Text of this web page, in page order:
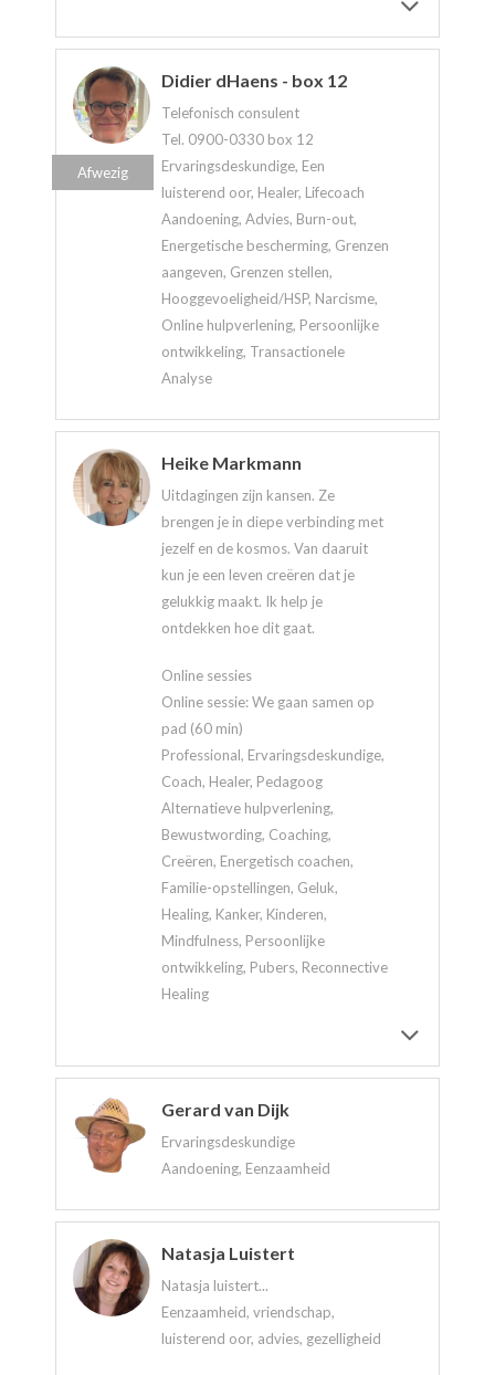
Didier dHaens - box 12
Telefonisch consulent
Tel. 0900-0330 box 12
Ervaringsdeskundige, Een
luisterend oor, Healer, Lifecoach
Aandoening, Advies, Burn-out,
Energetische bescherming, Grenzen
aangeven, Grenzen stellen,
Hooggevoeligheid/HSP, Narcisme,
Online hulpverlening, Persoonlijke
ontwikkeling, Transactionele
Analyse
Afwezig
Heike Markmann
Uitdagingen zijn kansen. Ze
brengen je in diepe verbinding met
jezelf en de kosmos. Van daaruit
kun je een leven creëren dat je
gelukkig maakt. Ik help je
ontdekken hoe dit gaat.
Online sessies
Online sessie: We gaan samen op
pad (60 min)
Professional, Ervaringsdeskundige,
Coach, Healer, Pedagoog
Alternatieve hulpverlening,
Bewustwording, Coaching,
Creëren, Energetisch coachen,
Familie-opstellingen, Geluk,
Healing, Kanker, Kinderen,
Mindfulness, Persoonlijke
ontwikkeling, Pubers, Reconnective
Healing
Gerard van Dijk
Ervaringsdeskundige
Aandoening, Eenzaamheid
Natasja Luistert
Natasja luistert...
Eenzaamheid, vriendschap,
luisterend oor, advies, gezelligheid